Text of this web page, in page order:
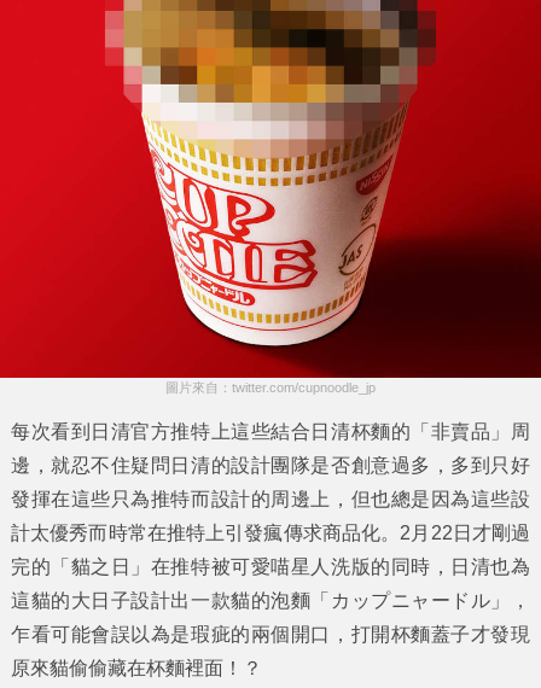
圖片來自：twitter.com/cupnoodle_jp
每次看到日清官方推特上這些結合日清杯麵的「非賣品」周
邊，就忍不住疑問日清的設計團隊是否創意過多，多到只好
發揮在這些只為推特而設計的周邊上，但也總是因為這些設
計太優秀而時常在推特上引發瘋傳求商品化。2月22日才剛過
完的「貓之日」在推特被可愛喵星人洗版的同時，日清也為
這貓的大日子設計出一款貓的泡麵「カップニャードル」，
乍看可能會誤以為是瑕疵的兩個開口，打開杯麵蓋子才發現
原來貓偷偷藏在杯麵裡面！？